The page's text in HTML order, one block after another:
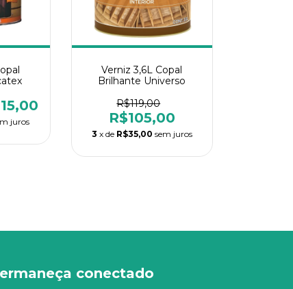
juros
Verniz 3,6L Copal
Brilhante Universo
R$119,00
R$105,00
3 x de R$35,00 sem juros
conectado